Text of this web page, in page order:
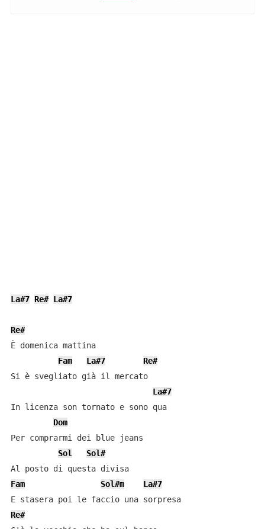
La#7 Re# La#7
Re#
È domenica mattina
Fam
La#7
Re#
Si è svegliato già il mercato
La#7
In licenza son tornato e sono qua
Dom
Per comprarmi dei blue jeans
Sol
Sol#
Al posto di questa divisa
Fam
Sol#m
La#7
E stasera poi le faccio una sorpresa
Re#